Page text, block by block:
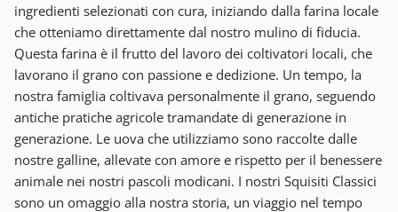
ingredienti selezionati con cura, iniziando dalla farina locale
che otteniamo direttamente dal nostro mulino di fiducia.
Questa farina è il frutto del lavoro dei coltivatori locali, che
lavorano il grano con passione e dedizione. Un tempo, la
nostra famiglia coltivava personalmente il grano, seguendo
antiche pratiche agricole tramandate di generazione in
generazione. Le uova che utilizziamo sono raccolte dalle
nostre galline, allevate con amore e rispetto per il benessere
animale nei nostri pascoli modicani. I nostri Squisiti Classici
sono un omaggio alla nostra storia, un viaggio nel tempo